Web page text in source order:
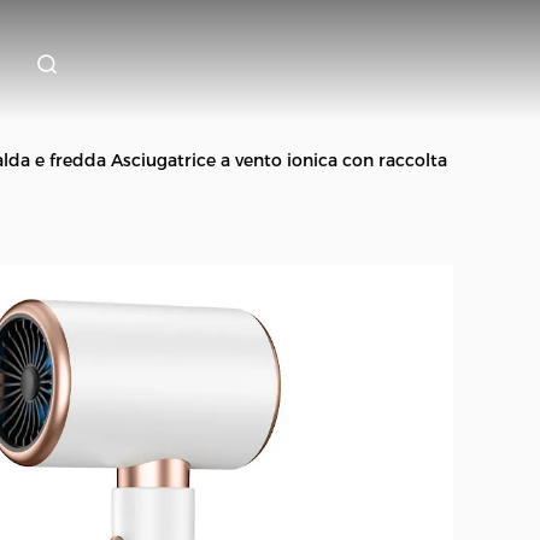
e fredda Asciugatrice a vento ionica con raccolta